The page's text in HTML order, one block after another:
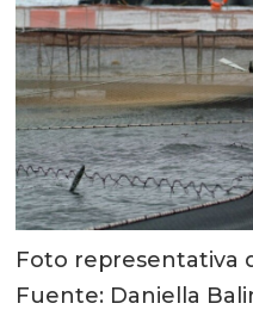
Foto representativa
Fuente: Daniella